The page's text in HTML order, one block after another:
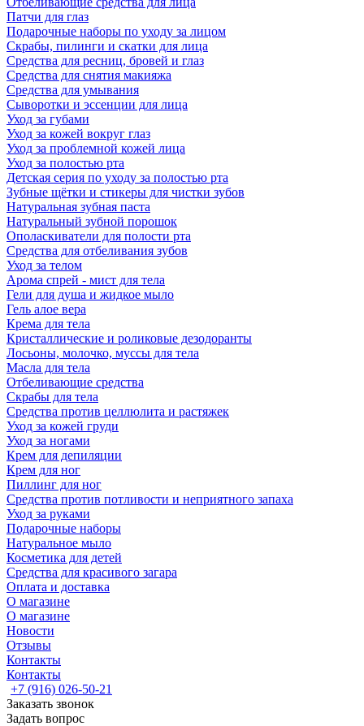
Патчи для глаз
Подарочные наборы по уходу за лицом
Скрабы, пилинги и скатки для лица
Средства для ресниц, бровей и глаз
Средства для снятия макияжа
Средства для умывания
Сыворотки и эссенции для лица
Уход за губами
Уход за кожей вокруг глаз
Уход за проблемной кожей лица
Уход за полостью рта
Детская серия по уходу за полостью рта
Зубные щётки и стикеры для чистки зубов
Натуральная зубная паста
Натуральный зубной порошок
Ополаскиватели для полости рта
Средства для отбеливания зубов
Уход за телом
Арома спрей - мист для тела
Гели для душа и жидкое мыло
Гель алое вера
Крема для тела
Кристаллические и роликовые дезодоранты
Лосьоны, молочко, муссы для тела
Масла для тела
Отбеливающие средства
Скрабы для тела
Средства против целлюлита и растяжек
Уход за кожей груди
Уход за ногами
Крем для депиляции
Крем для ног
Пиллинг для ног
Средства против потливости и неприятного запаха
Уход за руками
Подарочные наборы
Натуральное мыло
Косметика для детей
Средства для красивого загара
Оплата и доставка
О магазине
О магазине
Новости
Отзывы
Контакты
Контакты
+7 (916) 026-50-21
Заказать звонок
Задать вопрос